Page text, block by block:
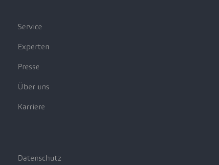
Service
Experten
Presse
Über uns
Karriere
Datenschutz